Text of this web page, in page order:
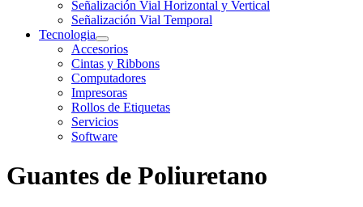
Señalización Vial Horizontal y Vertical
Señalización Vial Temporal
Tecnologia
Accesorios
Cintas y Ribbons
Computadores
Impresoras
Rollos de Etiquetas
Servicios
Software
Guantes de Poliuretano